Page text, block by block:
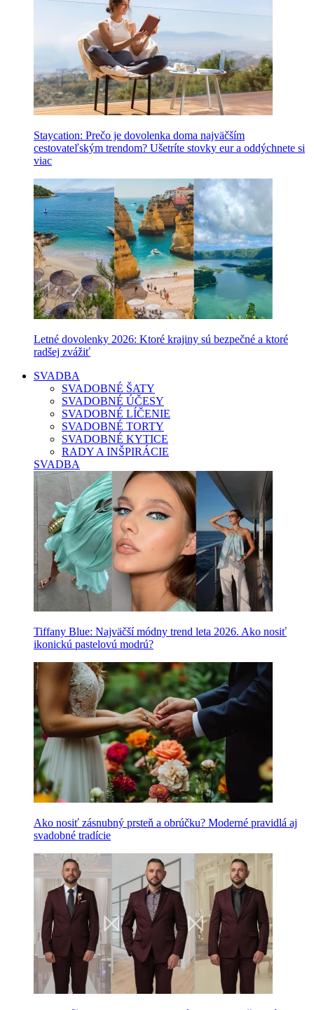
Staycation: Prečo je dovolenka doma najväčším
cestovateľským trendom? Ušetríte stovky eur a oddýchnete si
viac
Letné dovolenky 2026: Ktoré krajiny sú bezpečné a ktoré
radšej zvážiť
SVADBA
SVADOBNÉ ŠATY
SVADOBNÉ ÚČESY
SVADOBNÉ LÍČENIE
SVADOBNÉ TORTY
SVADOBNÉ KYTICE
RADY A INŠPIRÁCIE
SVADBA
Tiffany Blue: Najväčší módny trend leta 2026. Ako nosiť
ikonickú pastelovú modrú?
Ako nosiť zásnubný prsteň a obrúčku? Moderné pravidlá aj
svadobné tradície